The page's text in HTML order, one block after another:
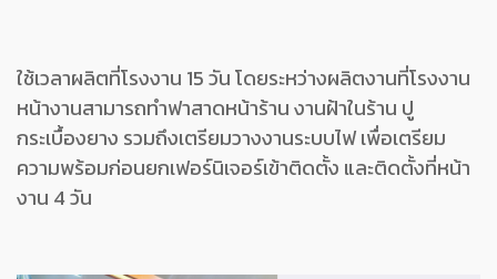
ใช้เวลาผลิตที่โรงงาน 15 วัน โดยระหว่างผลิตงานที่โรงงาน
หน้างานสามารถทำฟาสาดหน้าร้าน งานฝ้าในร้าน ปู
กระเบื้องยาง รวมถึงเตรียมวางงานระบบไฟ เพื่อเตรียม
ความพร้อมก่อนยกเฟอร์นิเจอร์เข้าติดตั้ง และติดตั้งที่หน้า
งาน 4 วัน